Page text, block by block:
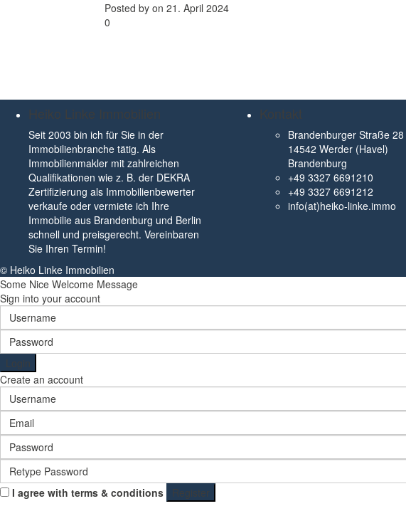
Posted by on 21. April 2024
0
Heiko Linke Immobilien
Seit 2003 bin ich für Sie in der
Immobilienbranche tätig. Als
Immobilienmakler mit zahlreichen
Qualifikationen wie z. B. der DEKRA
Zertifizierung als Immobilienbewerter
verkaufe oder vermiete ich Ihre
Immobilie aus Brandenburg und Berlin
schnell und preisgerecht. Vereinbaren
Sie Ihren Termin!
Kontakt
Brandenburger Straße 28
14542 Werder (Havel)
Brandenburg
+49 3327 6691210
+49 3327 6691212
info(at)heiko-linke.immo
© Heiko Linke Immobilien
Some Nice Welcome Message
Sign into your account
Login
Create an account
I agree with terms & conditions
Register